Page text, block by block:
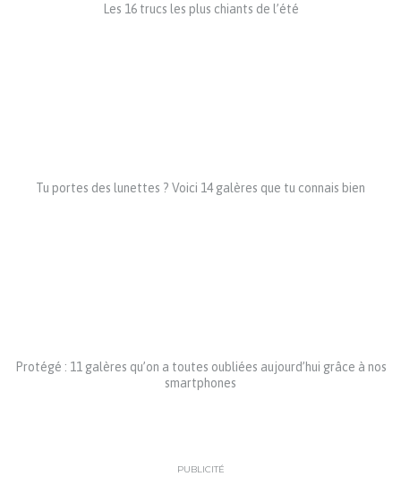
Les 16 trucs les plus chiants de l’été
Tu portes des lunettes ? Voici 14 galères que tu connais bien
Protégé : 11 galères qu’on a toutes oubliées aujourd’hui grâce à nos
smartphones
PUBLICITÉ